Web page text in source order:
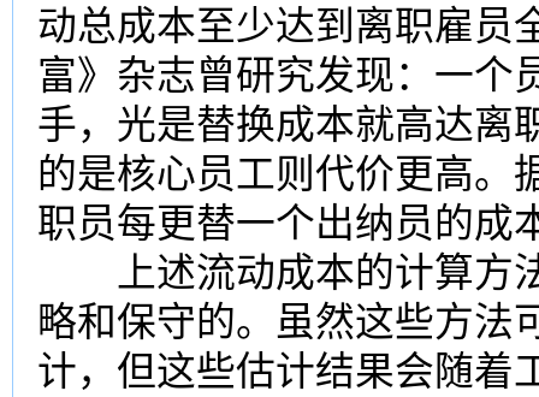
动总成本至少达到离职雇员
富》杂志曾研究发现：一个
手，光是替换成本就高达离
的是核心员工则代价更高。
职员每更替一个出纳员的成
上述流动成本的计算方
略和保守的。虽然这些方法
计，但这些估计结果会随着